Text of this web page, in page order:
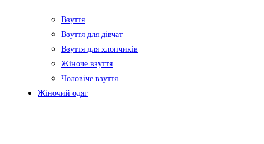
Взуття
Взуття для дівчат
Взуття для хлопчиків
Жіноче взуття
Чоловіче взуття
Жіночий одяг